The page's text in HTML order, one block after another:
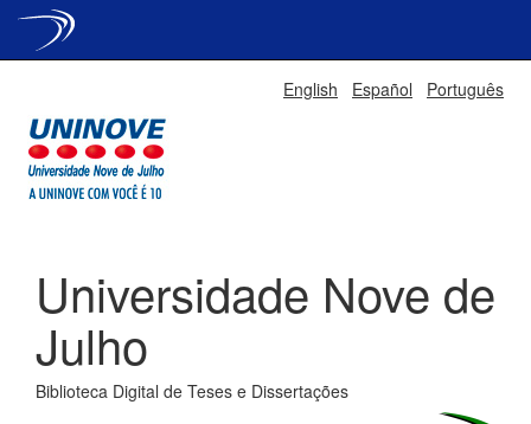
English Español Português
Universidade Nove de
Julho
Biblioteca Digital de Teses e Dissertações